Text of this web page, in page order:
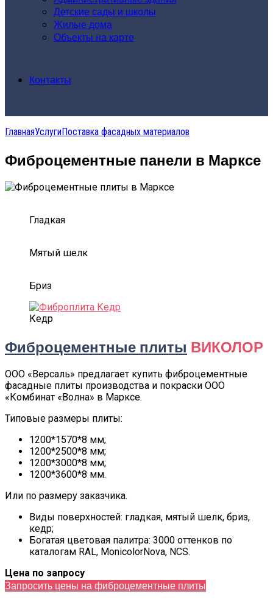
Детские сады и школы
Жилые дома
Объекты на карте
Контакты
ГлавнаяУслугиПоставка фасадных материалов
Фиброцементные панели в Марксе
Гладкая
Мятый шелк
Бриз
Кедр
Фиброцементные плиты ВИКОЛОР
ООО «Версаль» предлагает купить фиброцементные
фасадные плиты производства и покраски ООО
«Комбинат «Волна» в Марксе.
Типовые размеры плиты:
1200*1570*8 мм;
1200*2500*8 мм;
1200*3000*8 мм;
1200*3600*8 мм.
Или по размеру заказчика.
Виды поверхностей: гладкая, мятый шелк, бриз,
кедр;
Богатая цветовая палитра: 3000 оттенков по
каталогам RAL, MonicolorNova, NCS.
Цена по запросу
Запросить цены на фиброцементные плиты